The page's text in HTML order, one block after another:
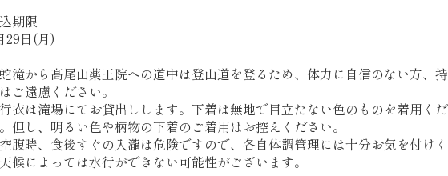
期限
29日(月)
滝から髙尾山薬王院への道中は登山道を登るため、体力に自信のない方、
ご遠慮ください。
衣は滝場にてお貸出しします。下着は無地で目立たない色のものを着用く
但し、明るい色や柄物の下着のご着用はお控えください。
腹時、食後すぐの入瀧は危険ですので、各自体調管理には十分お気を付けく
候によっては水行ができない可能性がございます。